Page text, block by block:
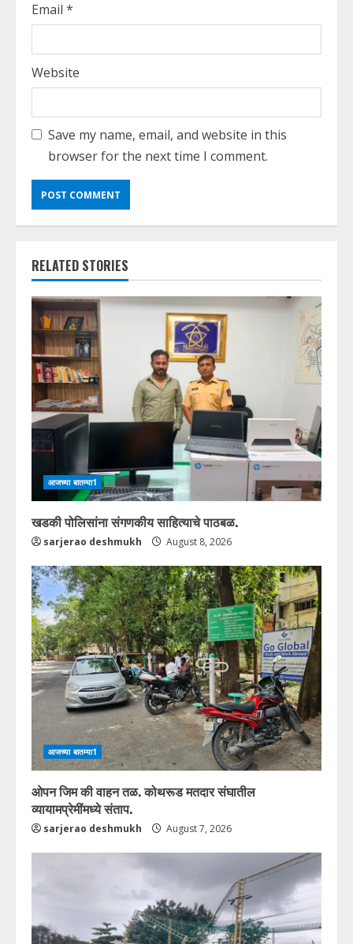
Email *
Website
Save my name, email, and website in this
browser for the next time I comment.
RELATED STORIES
आजच्या बातम्या1
खडकी पोलिसांना संगणकीय साहित्याचे पाठबळ.
sarjerao deshmukh August 8, 2026
आजच्या बातम्या1
ओपन जिम की वाहन तळ. कोथरूड मतदार संघातील
व्यायामप्रेमींमध्ये संताप.
sarjerao deshmukh August 7, 2026